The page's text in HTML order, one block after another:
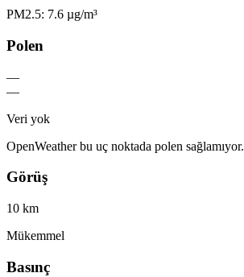
PM2.5: 7.6 µg/m³
Polen
—
—
Veri yok
OpenWeather bu uç noktada polen sağlamıyor.
Görüş
10 km
Mükemmel
Basınç